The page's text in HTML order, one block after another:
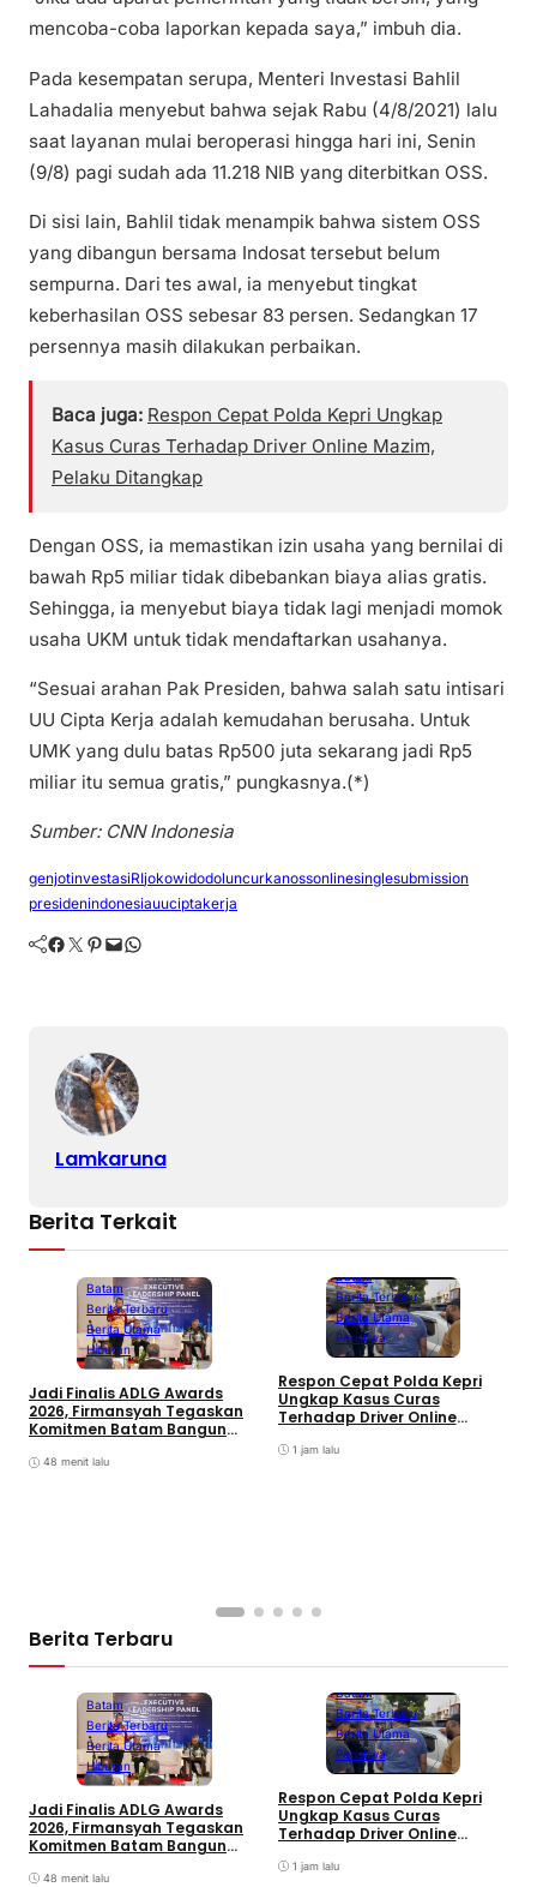
mencoba-coba laporkan kepada saya,” imbuh dia.
Pada kesempatan serupa, Menteri Investasi Bahlil
Lahadalia menyebut bahwa sejak Rabu (4/8/2021) lalu
saat layanan mulai beroperasi hingga hari ini, Senin
(9/8) pagi sudah ada 11.218 NIB yang diterbitkan OSS.
Di sisi lain, Bahlil tidak menampik bahwa sistem OSS
yang dibangun bersama Indosat tersebut belum
sempurna. Dari tes awal, ia menyebut tingkat
keberhasilan OSS sebesar 83 persen. Sedangkan 17
persennya masih dilakukan perbaikan.
Baca juga: Respon Cepat Polda Kepri Ungkap
Kasus Curas Terhadap Driver Online Mazim,
Pelaku Ditangkap
Dengan OSS, ia memastikan izin usaha yang bernilai di
bawah Rp5 miliar tidak dibebankan biaya alias gratis.
Sehingga, ia menyebut biaya tidak lagi menjadi momok
usaha UKM untuk tidak mendaftarkan usahanya.
“Sesuai arahan Pak Presiden, bahwa salah satu intisari
UU Cipta Kerja adalah kemudahan berusaha. Untuk
UMK yang dulu batas Rp500 juta sekarang jadi Rp5
miliar itu semua gratis,” pungkasnya.(*)
Sumber: CNN Indonesia
genjotinvestasiRIjokowidodoluncurkanossonlinesinglesubmission
presidenindonesiauuciptakerja
Facebook Twitter Pinterest Mail WhatsApp
Lamkaruna
Berita Terkait
Batam
Berita Terbaru
Berita Utama
Hiburan
Jadi Finalis ADLG Awards
2026, Firmansyah Tegaskan
Komitmen Batam Bangun
48 menit lalu
Batam
Berita Terbaru
Berita Utama
Peristiwa
Respon Cepat Polda Kepri
Ungkap Kasus Curas
Terhadap Driver Online
1 jam lalu
Berita Terbaru
Batam
Berita Terbaru
Berita Utama
Hiburan
Jadi Finalis ADLG Awards
2026, Firmansyah Tegaskan
Komitmen Batam Bangun
48 menit lalu
Batam
Berita Terbaru
Berita Utama
Peristiwa
Respon Cepat Polda Kepri
Ungkap Kasus Curas
Terhadap Driver Online
1 jam lalu